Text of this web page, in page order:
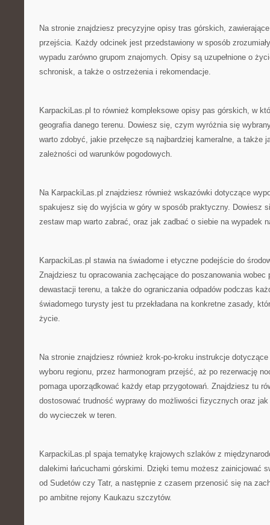
Na stronie znajdziesz precyzyjne opisy tras górskich,
przejścia. Każdy odcinek jest przedstawiony w sposób
wypadu zarówno grupom znajomych. Opisy są uzupełnione o
schronisk, a także o ostrzeżenia i rekomendacje.
KarpackiLas.pl to również kompleksowe opisy pas górskich, w
geografia danego terenu. Dowiesz się, czym wyróżnia się
warto zdobyć, jakie przełęcze są najbardziej kameralne, a także
zależności od warunków pogodowych.
Na KarpackiLas.pl znajdziesz również wskazówki dotyczące
spakujesz się do wyjścia w góry w sposób praktyczny. Dowiesz
zestaw map warto zabrać, oraz jak zadbać o siebie na wypadek
KarpackiLas.pl stawia na świadome i etyczne podejście do
Znajdziesz tu opracowania zachęcające do poszanowania wobec
dewastacji terenu, a także do ograniczania odpadów podczas
świadomego turysty jest tu przekładana na konkretne zasady,
życie.
Na stronie znajdziesz również krok-po-kroku instrukcje
wyboru regionu, przez harmonogram przejść, aż po rezerwację
pomaga uporządkować każdy etap przygotowań. Znajdziesz tu
dostosować trudność wyprawy do możliwości fizycznych oraz
do wycieczek w teren.
KarpackiLas.pl spaja tematykę krajowych szlaków z
dalekimi łańcuchami górskimi. Dzięki temu możesz zainicjować
od Sudetów czy Tatr, a następnie z czasem przenosić się na
po ambitne rejony Kaukazu szczytów.